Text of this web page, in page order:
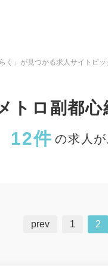
く」が見つかる求人サイトピ
トロ副都心
12件 の求人
prev 1 2